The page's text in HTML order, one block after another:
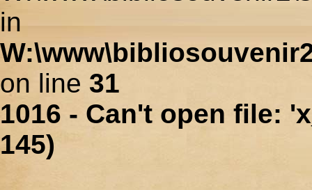
in
on line 31
1016 - Can't open file:
145)